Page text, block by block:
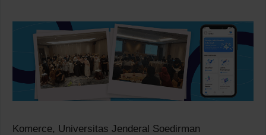
Komerce, Universitas Jenderal Soedirman